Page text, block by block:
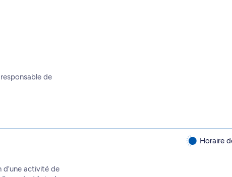
de
d'une activité de
Horaire